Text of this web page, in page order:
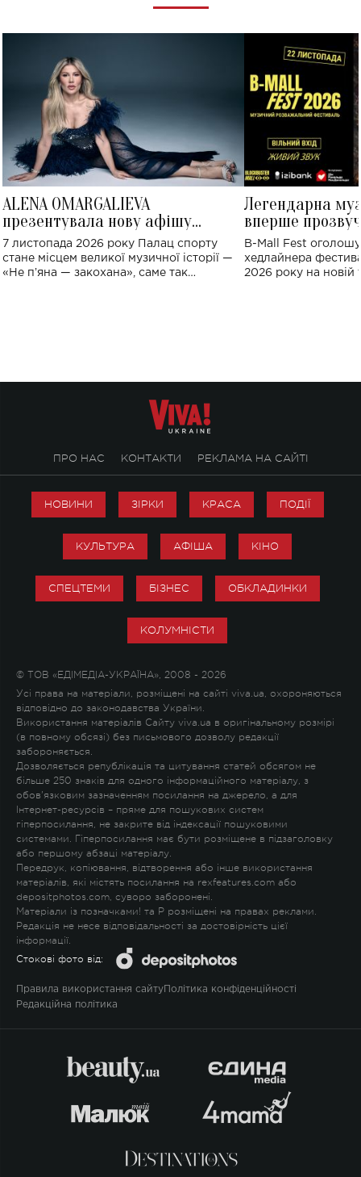
ALENA OMARGALIEVA
презентувала нову афішу
великого концерту в Палаці
спорту
7 листопада 2026 року Палац спорту
стане місцем великої музичної історії —
«Не пʼяна — закохана», саме так
Легендарна
вперше
Україні: де
B-Mall Fest
хедлайнера
2026 року на новій
ПРО НАС КОНТАКТИ РЕКЛАМА НА САЙТІ
НОВИНИ ЗІРКИ КРАСА ПОДІЇ
КУЛЬТУРА АФІША КІНО
СПЕЦТЕМИ БІЗНЕС ОБКЛАДИНКИ
КОЛУМНІСТИ
© ТОВ «ЕДІМЕДІА-УКРАЇНА», 2008 - 2026
Усі права на матеріали, розміщені на сайті viva.ua, охороняються
відповідно до законодавства України.
Використання матеріалів Сайту viva.ua в оригінальному розмірі
(в повному обсязі) без письмового дозволу редакції
забороняється.
Дозволяється републікація та цитування статей обсягом не
більше 250 знаків для одного інформаційного матеріалу, з
обов'язковим зазначенням посилання на джерело, а для
Інтернет-ресурсів – пряме для пошукових систем
гіперпосилання, не закрите від індексації пошуковими
системами. Гіперпосилання має бути розміщене в підзаголовку
або першому абзаці матеріалу.
Передрук, копіювання, відтворення або інше використання
матеріалів, які містять посилання на rexfeatures.com або
depositphotos.com, суворо заборонені.
Матеріали із позначками! та P розміщені на правах реклами.
Редакція не несе відповідальності за достовірність цієї
інформації.
Стокові фото від:
Правила використання сайту Політика конфіденційності
Редакційна політика